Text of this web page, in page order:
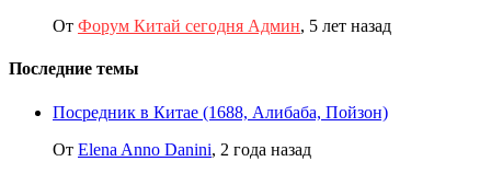
От Форум Китай сегодня Админ, 5 лет назад
Последние темы
Посредник в Китае (1688, Алибаба, Пойзон)
От Elena Anno Danini, 2 года назад